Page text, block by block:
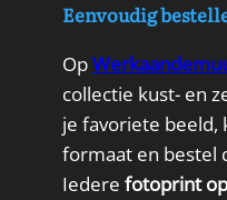
Eenvoudig
Op
collectie kust- en
je favoriete beeld,
formaat en bestel
Iedere fotoprint